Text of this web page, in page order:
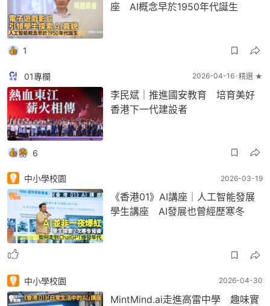
座 AI概念早於1950年代誕生
1
01專欄 2026-04-16 精選 ★
李民斌｜推進國安教育 培育美好
香港下一代建設者
6
中小學校園 2026-03-19
《香港01》AI講座｜人工智能發展
學生講座 AI發展也曾經歷寒冬
中小學校園 2026-04-30
MintMind.ai走進高雷中學 趣味實